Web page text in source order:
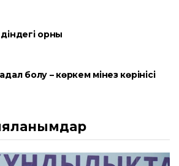
орны
болу – көркем мінез көрінісі